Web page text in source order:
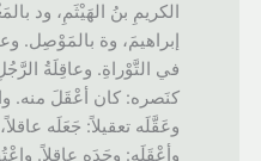
الكريمِ بنُ الهَيْثَمِ، ود
إبراهيمَ، وة بالمَوْصِل.
في التَّوْراةِ. وعاقِلَةُ
كنَصره: كان أعْقَلَ منه.
وعَقَّلَه تعقيلاً: جَعَلَه
وأعْقَلَه: وجَدَه عاقِلاً.